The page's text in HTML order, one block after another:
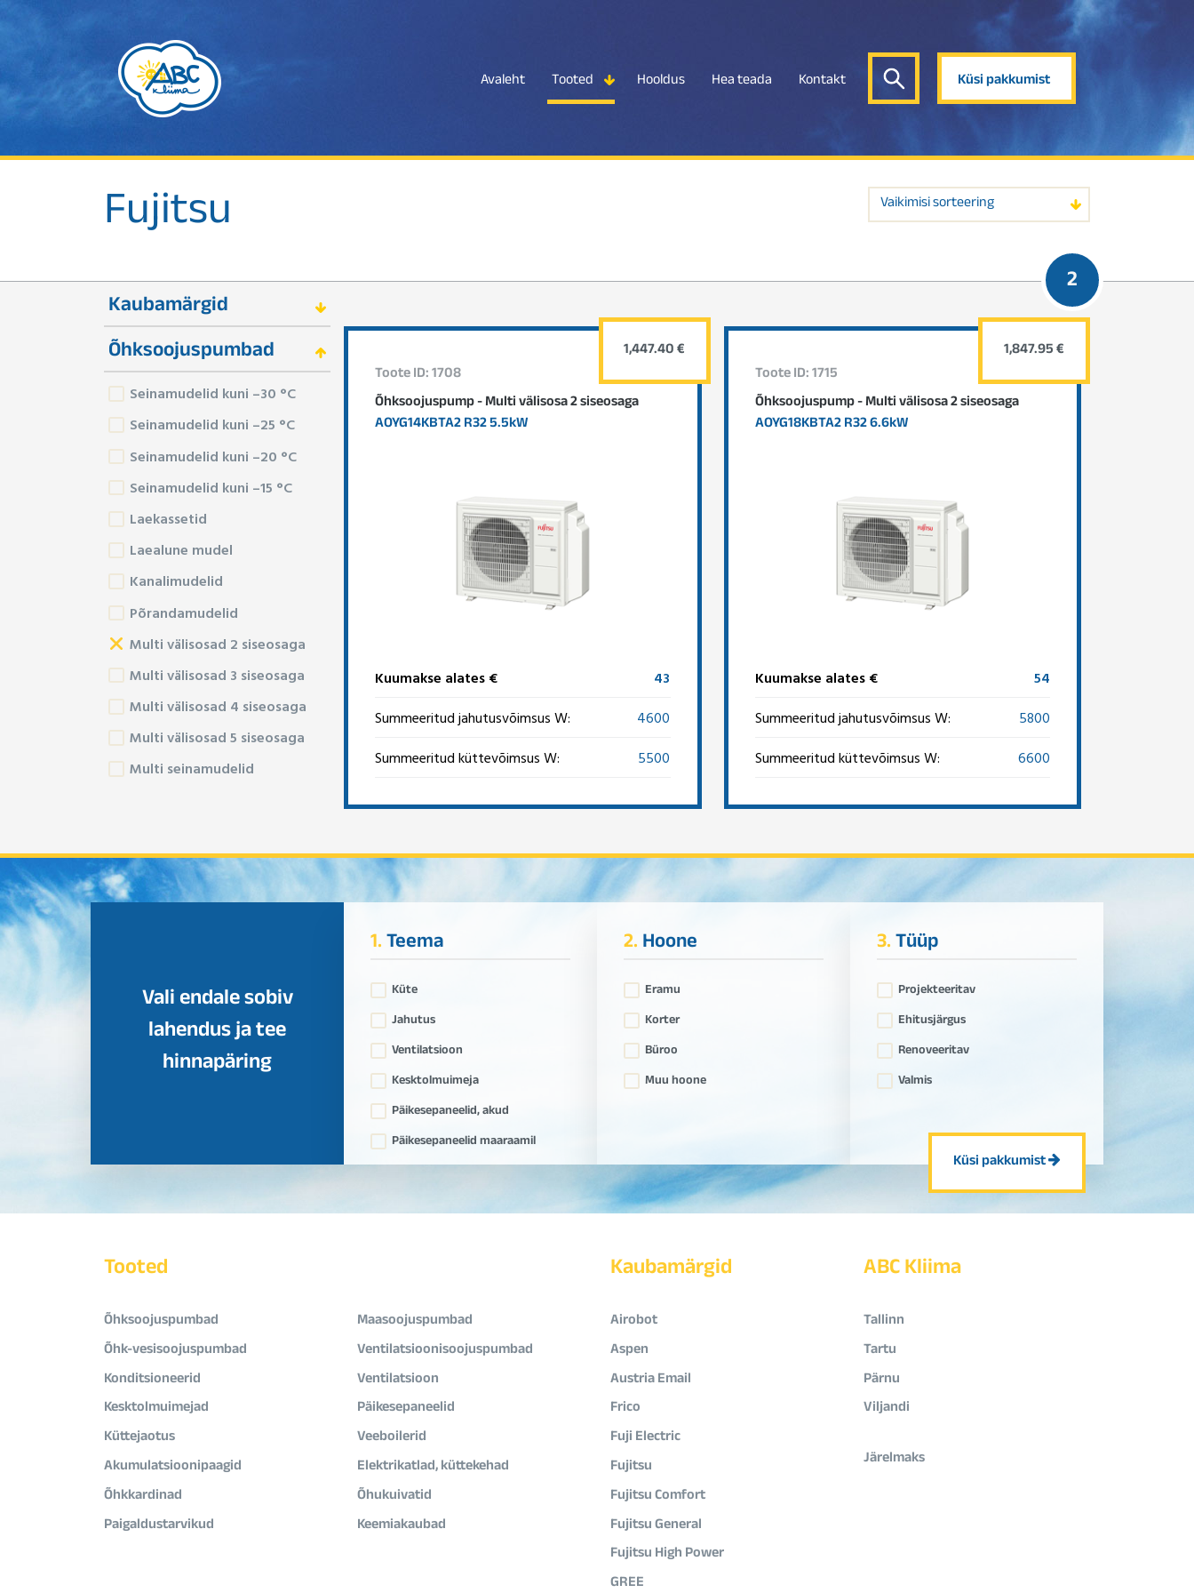
Avaleht Tooted Hooldus Hea teada Kontakt Küsi pakkumist
Fujitsu Vaikimisi sorteering
Kaubamärgid
Õhksoojuspumbad
Seinamudelid kuni –30 °C
Seinamudelid kuni –25 °C
Seinamudelid kuni –20 °C
Seinamudelid kuni –15 °C
Laekassetid
Laealune mudel
Kanalimudelid
Põrandamudelid
Multi välisosad 2 siseosaga
Multi välisosad 3 siseosaga
Multi välisosad 4 siseosaga
Multi välisosad 5 siseosaga
Multi seinamudelid
2
Toote ID: 1708
Õhksoojuspump - Multi välisosa 2 siseosaga
AOYG14KBTA2 R32 5.5kW
Kuumakse alates €
43
Summeeritud jahutusvõimsus W:
4600
Summeeritud küttevõimsus W:
5500
1,447.40 €
Toote ID: 1715
Õhksoojuspump - Multi välisosa 2 siseosaga
AOYG18KBTA2 R32 6.6kW
Kuumakse alates €
54
Summeeritud jahutusvõimsus W:
5800
Summeeritud küttevõimsus W:
6600
1,847.95 €
Vali endale sobiv
lahendus ja tee
hinnapäring
1.Teema
Küte
Jahutus
Ventilatsioon
Kesktolmuimeja
Päikesepaneelid, akud
Päikesepaneelid maaraamil
2.Hoone
Eramu
Korter
Büroo
Muu hoone
3.Tüüp
Projekteeritav
Ehitusjärgus
Renoveeritav
Valmis
Küsi pakkumist
Tooted
Õhksoojuspumbad
Maasoojuspumbad
Õhk-vesisoojuspumbad
Ventilatsioonisoojuspumbad
Konditsioneerid
Ventilatsioon
Kesktolmuimejad
Päikesepaneelid
Küttejaotus
Veeboilerid
Akumulatsioonipaagid
Elektrikatlad, küttekehad
Õhkkardinad
Õhukuivatid
Paigaldustarvikud
Keemiakaubad
Kaubamärgid
Airobot
Aspen
Austria Email
Frico
Fuji Electric
Fujitsu
Fujitsu Comfort
Fujitsu General
Fujitsu High Power
GREE
ABC Kliima
Tallinn
Tartu
Pärnu
Viljandi
Järelmaks